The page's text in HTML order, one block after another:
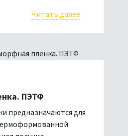
Читать далее
ПЭТФ
предназначаются для